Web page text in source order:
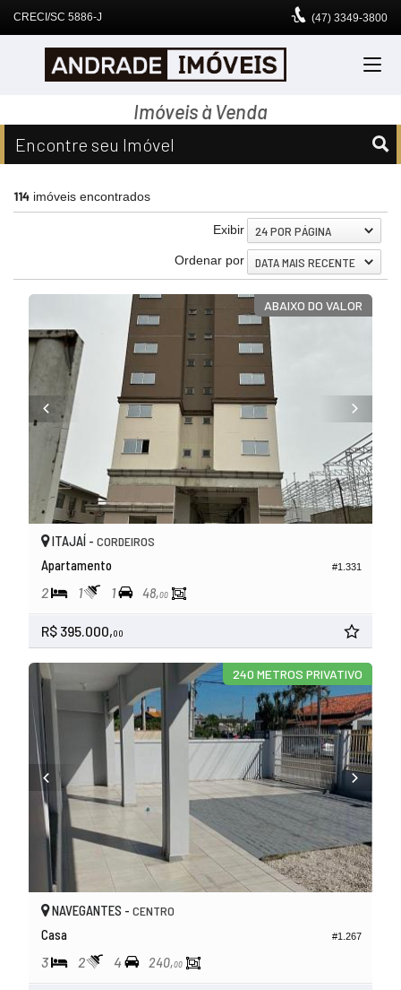
CRECI/SC 5886-J (47) 3349-3800
Imóveis à Venda
Encontre seu Imóvel
114 imóveis encontrados
Exibir 24 POR PÁGINA
Ordenar por DATA MAIS RECENTE
ABAIXO DO VALOR
#1.331
ITAJAÍ - CORDEIROS
Apartamento
2 1 1 48,00
R$ 395.000,00
240 METROS PRIVATIVO
#1.267
NAVEGANTES - CENTRO
Casa
3 2 4 240,00